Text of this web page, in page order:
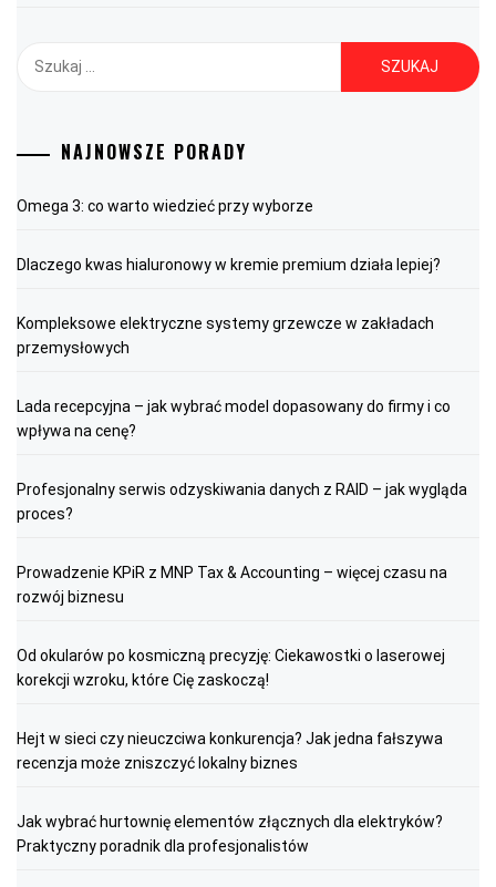
NAJNOWSZE PORADY
Omega 3: co warto wiedzieć przy wyborze
Dlaczego kwas hialuronowy w kremie premium działa lepiej?
Kompleksowe elektryczne systemy grzewcze w zakładach
przemysłowych
Lada recepcyjna – jak wybrać model dopasowany do firmy i co
wpływa na cenę?
Profesjonalny serwis odzyskiwania danych z RAID – jak wygląda
proces?
Prowadzenie KPiR z MNP Tax & Accounting – więcej czasu na
rozwój biznesu
Od okularów po kosmiczną precyzję: Ciekawostki o laserowej
korekcji wzroku, które Cię zaskoczą!
Hejt w sieci czy nieuczciwa konkurencja? Jak jedna fałszywa
recenzja może zniszczyć lokalny biznes
Jak wybrać hurtownię elementów złącznych dla elektryków?
Praktyczny poradnik dla profesjonalistów